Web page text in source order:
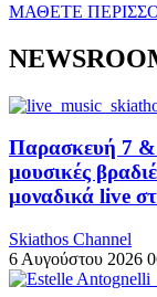
ΜΑΘΕΤΕ
Παρασκευή 7 &
μουσικές
μοναδικά live
Skiathos Channel
6 Αυγούστου 2026